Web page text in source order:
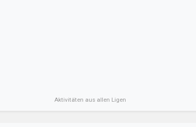
Aktivitäten aus allen Ligen